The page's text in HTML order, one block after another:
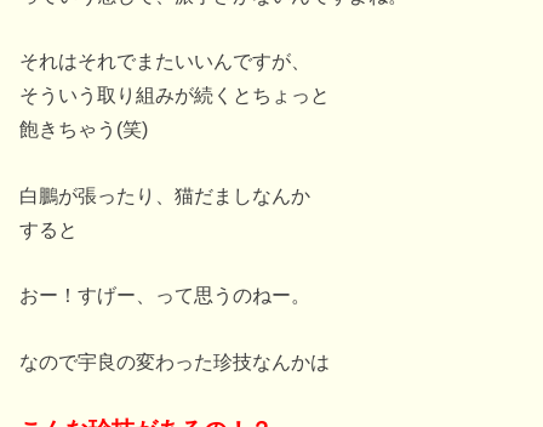
それはそれでまたいいんですが、
そういう取り組みが続くとちょっと
飽きちゃう(笑)
白鵬が張ったり、猫だましなんか
すると
おー！すげー、って思うのねー。
なので宇良の変わった珍技なんかは